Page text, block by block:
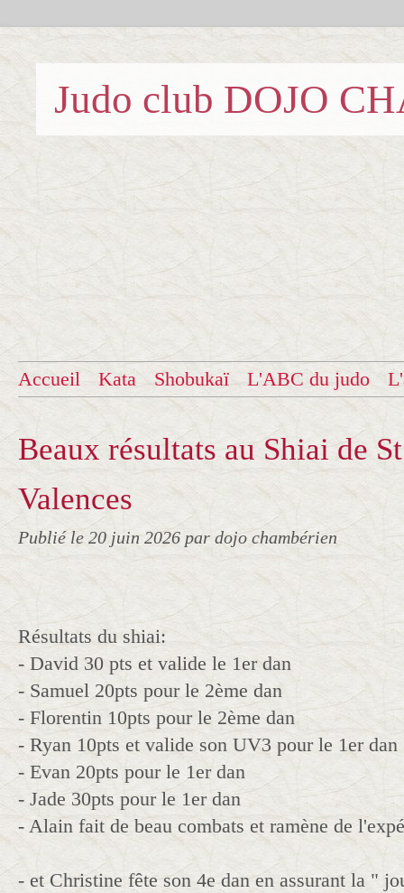
Judo club DOJO
Accueil Kata Shobukaï L'ABC du judo
Beaux résultats au Shiai de
Valences
Publié le 20 juin 2026 par dojo chambérien
Résultats du shiai:
- David 30 pts et valide le 1er dan
- Samuel 20pts pour le 2ème dan
- Florentin 10pts pour le 2ème dan
- Ryan 10pts et valide son UV3 pour le 1er dan
- Evan 20pts pour le 1er dan
- Jade 30pts pour le 1er dan
- Alain fait de beau combats et ramène de
- et Christine fête son 4e dan en assurant la "